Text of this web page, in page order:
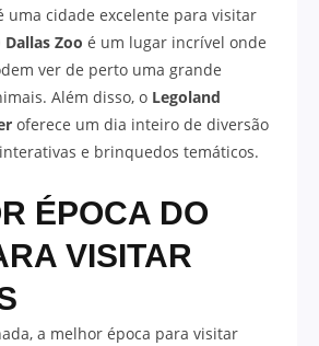
uma cidade excelente para visitar
Dallas Zoo é um lugar incrível onde
ver de perto uma grande
Além disso, o Legoland
oferece um dia inteiro de diversão
e brinquedos temáticos.
ÉPOCA DO
VISITAR
a melhor época para visitar